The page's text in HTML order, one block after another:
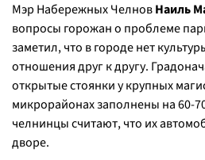
Мэр Набережных ЧелновНаиль
вопросы горожан о проблеме
заметил, что в городе нет
отношения друг к другу.
открытые стоянки у крупных
микрорайонах заполнены на 60-
челнинцы считают, что их
дворе.